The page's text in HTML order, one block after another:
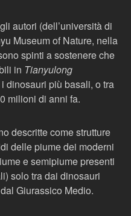
autori (dell’università di
Museum of Nature, nella
spinti a sostenere che
in Tianyulong
dinosauri più basali, o tra
milioni di anni fa.
descritte come strutture
delle piume dei moderni
e semipiume presenti
solo tra dai dinosauri
Giurassico Medio.